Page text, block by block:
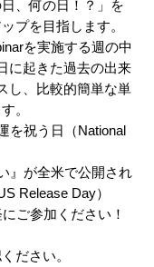
、何の日！？」を
プを目指します。
を実施する週の中
に起きた過去の出来
し、比較的簡単な単
。
を祝う日（National
』が全米で公開され
Release Day）
ご参加ください！
ださい。